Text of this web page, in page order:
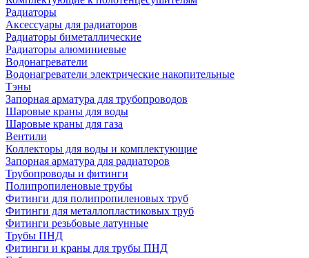
Радиаторы
Аксессуары для радиаторов
Радиаторы биметаллические
Радиаторы алюминиевые
Водонагреватели
Водонагреватели электрические накопительные
Тэны
Запорная арматура для трубопроводов
Шаровые краны для воды
Шаровые краны для газа
Вентили
Коллекторы для воды и комплектующие
Запорная арматура для радиаторов
Трубопроводы и фитинги
Полипропиленовые трубы
Фитинги для полипропиленовых труб
Фитинги для металлопластиковых труб
Фитинги резьбовые латунные
Трубы ПНД
Фитинги и краны для трубы ПНД